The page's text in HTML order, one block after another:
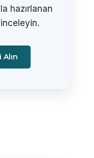
hazırlanan
inceleyin.